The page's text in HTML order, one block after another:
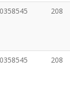
өмнөх
парк
208
208